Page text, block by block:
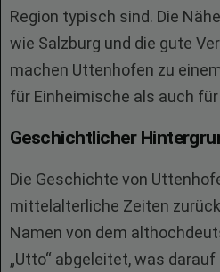
Region typisch sind. Die
wie Salzburg und die gute
machen Uttenhofen zu
für Einheimische als auch
Geschichtlicher
Die Geschichte von
mittelalterliche Zeiten
Namen von dem
„Utto“ abgeleitet, was